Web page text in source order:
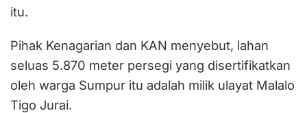
itu.
Pihak Kenagarian dan KAN menyebut, lahan
seluas 5.870 meter persegi yang disertifikatkan
oleh warga Sumpur itu adalah milik ulayat Malalo
Tigo Jurai.